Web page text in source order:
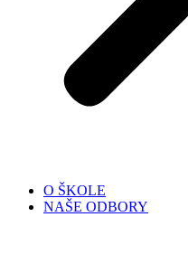
O ŠKOLE
NAŠE ODBORY